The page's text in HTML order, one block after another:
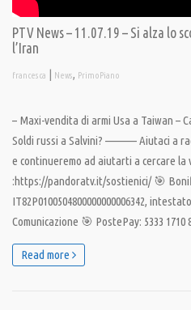
PTV News – 11.07.19 – Si alza lo
l’Iran
francesca | News, PrimoPiano
– Maxi-vendita di armi Usa a Taiwan –
Soldi russi a Salvini? ———– Aiutaci a
e continueremo ad aiutarti a cercare
:https://pandoratv.it/sostienici/ 🎯
IT82P0100504800000000006342,
Comunicazione 🎯 PostePay: 5333
Read more